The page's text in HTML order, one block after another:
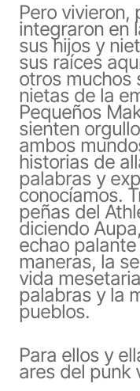
Pero vivieron,
integraron en
sus hijos y
sus raíces
otros muchos
nietas de la
Pequeños
sienten
ambos
historias de
palabras y
conocíamos.
peñas del
diciendo
echao
maneras, la
vida
palabras y la
pueblos.
Para ellos y
ares del punk